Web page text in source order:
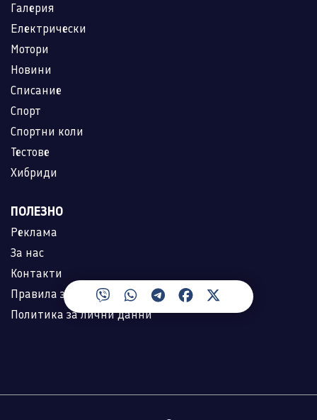
Галерия
Електрически
Мотори
Новини
Списание
Спорт
Спортни коли
Тестове
Хибриди
ПОЛЕЗНО
Реклама
За нас
Контакти
Правила за ползване
Политика за лични данни